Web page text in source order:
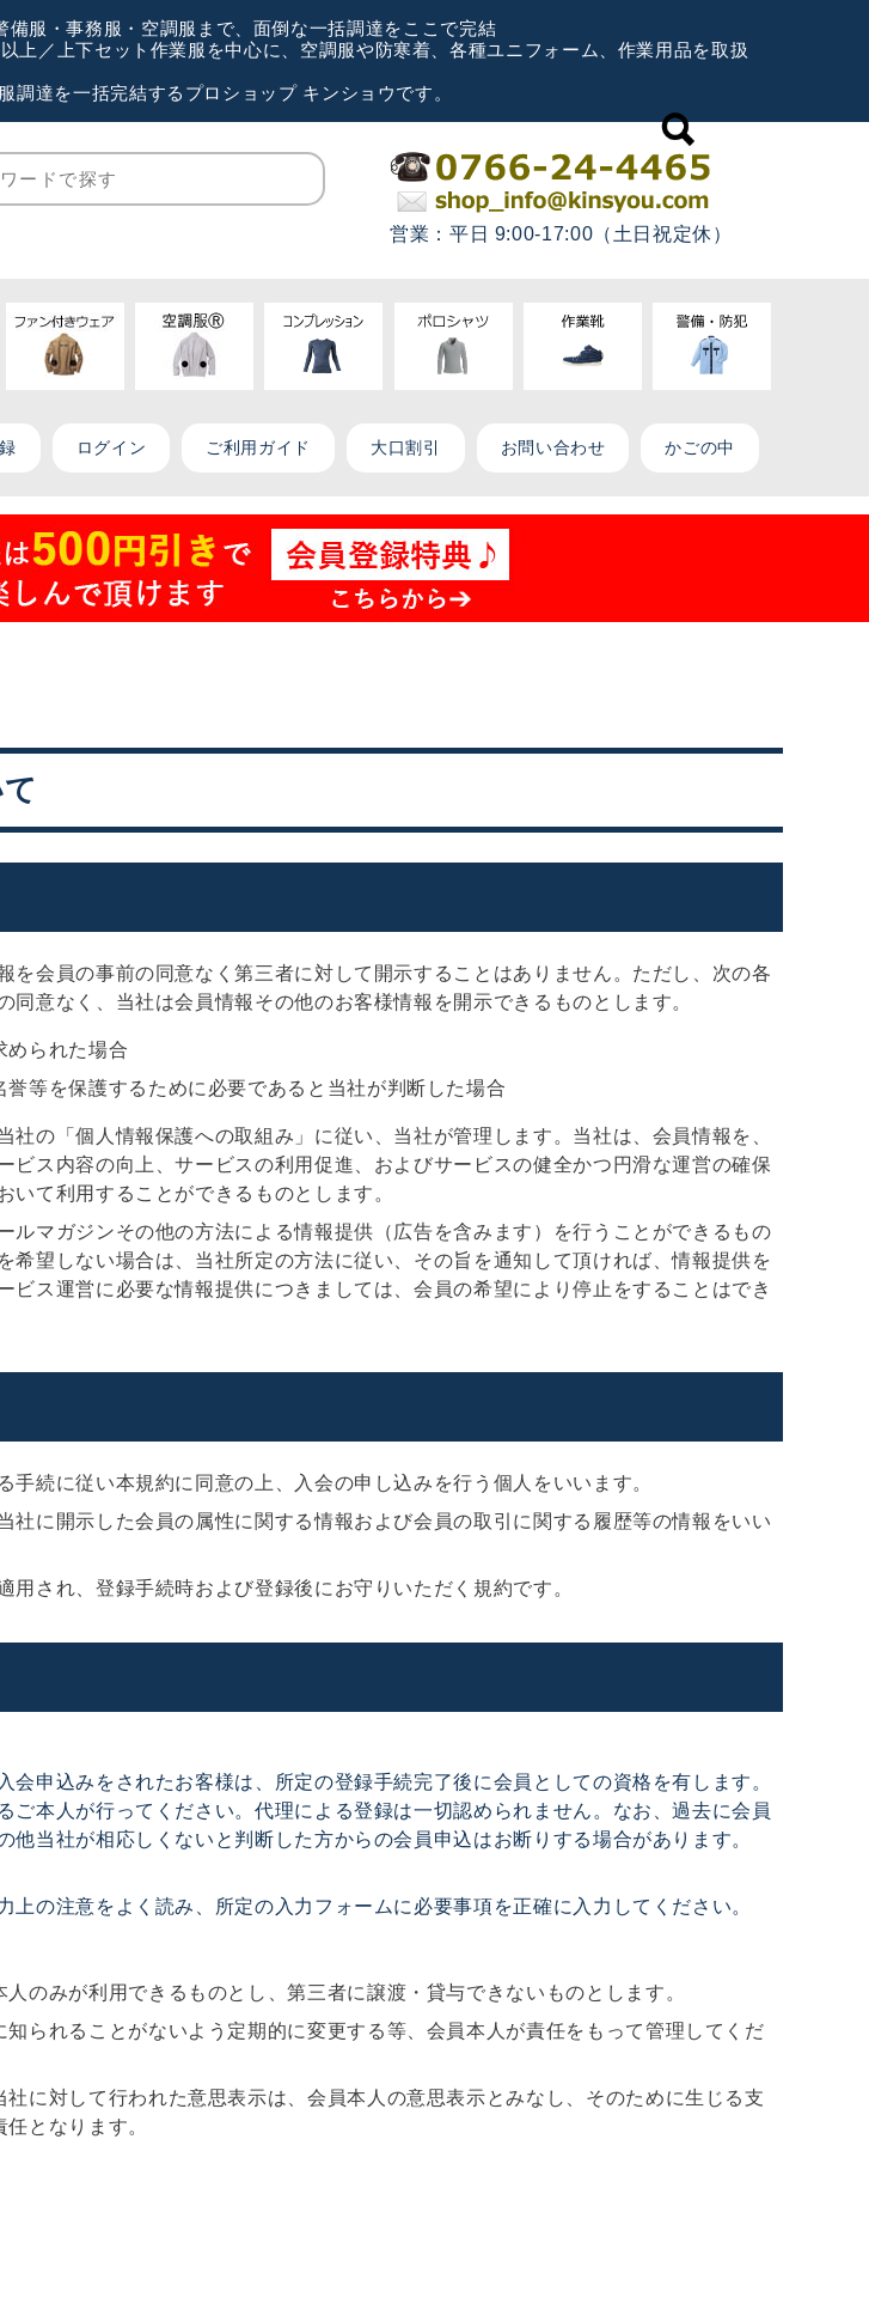
服・事務服・空調服まで、面倒な一括調達をここで完結
上／上下セット作業服を中心に、空調服や防寒着、各種ユニフォーム、作業用品を取扱
調達を一括完結するプロショップ キンショウです。
営業：平日 9:00-17:00（土日祝定休）
ログイン ご利用ガイド 大口割引 お問い合わせ かごの中
を会員の事前の同意なく第三者に対して開示することはありません。ただし、次の各
同意なく、当社は会員情報その他のお客様情報を開示できるものとします。
められた場合
誉等を保護するために必要であると当社が判断した場合
社の「個人情報保護への取組み」に従い、当社が管理します。当社は、会員情報を、
ビス内容の向上、サービスの利用促進、およびサービスの健全かつ円滑な運営の確保
いて利用することができるものとします。
ルマガジンその他の方法による情報提供（広告を含みます）を行うことができるもの
希望しない場合は、当社所定の方法に従い、その旨を通知して頂ければ、情報提供を
ビス運営に必要な情報提供につきましては、会員の希望により停止をすることはでき
手続に従い本規約に同意の上、入会の申し込みを行う個人をいいます。
社に開示した会員の属性に関する情報および会員の取引に関する履歴等の情報をいい
用され、登録手続時および登録後にお守りいただく規約です。
会申込みをされたお客様は、所定の登録手続完了後に会員としての資格を有します。
ご本人が行ってください。代理による登録は一切認められません。なお、過去に会員
他当社が相応しくないと判断した方からの会員申込はお断りする場合があります。
上の注意をよく読み、所定の入力フォームに必要事項を正確に入力してください。
のみが利用できるものとし、第三者に譲渡・貸与できないものとします。
知られることがないよう定期的に変更する等、会員本人が責任をもって管理してくだ
社に対して行われた意思表示は、会員本人の意思表示とみなし、そのために生じる支
となります。